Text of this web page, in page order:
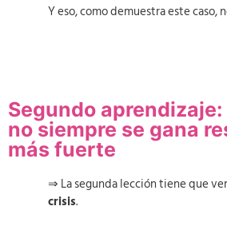
Y eso, como demuestra este caso,
Segundo
no siempre se gana
más fuerte
⇒ La segunda lección tiene que
crisis.